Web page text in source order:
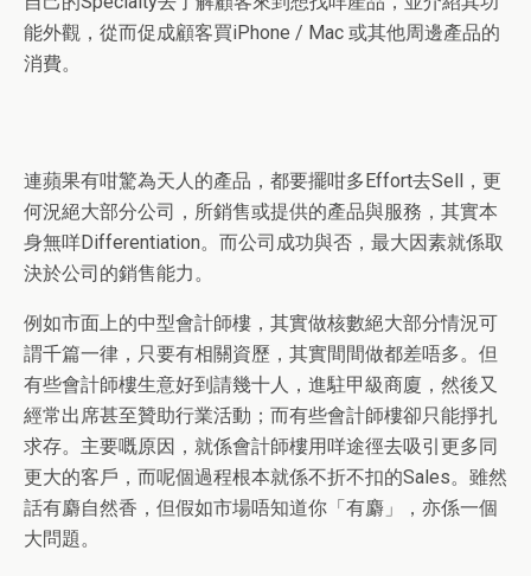
能外觀，從而促成顧客買iPhone / Mac 或其他周邊產品的
消費。
連蘋果有咁驚為天人的產品，都要擺咁多Effort去Sell ，更
何況絕大部分公司，所銷售或提供的產品與服務，其實本
身無咩Differentiation。而公司成功與否，最大因素就係取
決於公司的銷售能力。
例如市面上的中型會計師樓，其實做核數絕大部分情況可
謂千篇一律，只要有相關資歷，其實間間做都差唔多。但
有些會計師樓生意好到請幾十人，進駐甲級商廈，然後又
經常出席甚至贊助行業活動；而有些會計師樓卻只能掙扎
求存。主要嘅原因，就係會計師樓用咩途徑去吸引更多同
更大的客戶，而呢個過程根本就係不折不扣的Sales。雖然
話有麝自然香，但假如市場唔知道你「有麝」，亦係一個
大問題。